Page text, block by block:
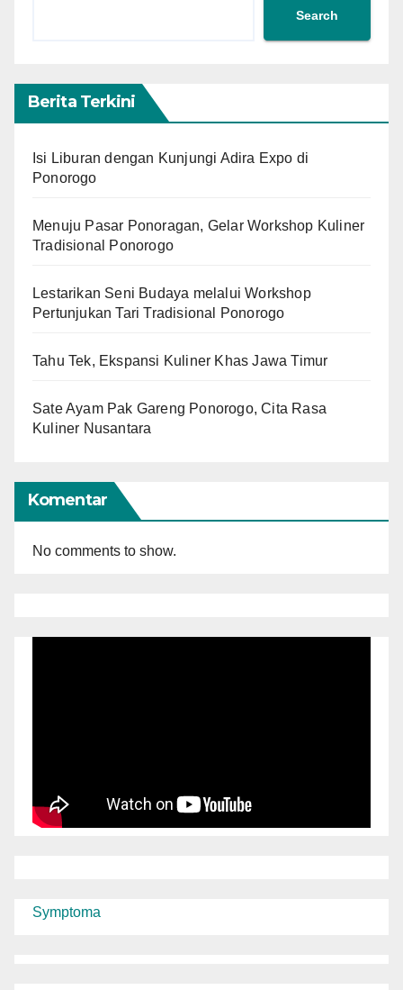
Search
Berita Terkini
Isi Liburan dengan Kunjungi Adira Expo di
Ponorogo
Menuju Pasar Ponoragan, Gelar Workshop Kuliner
Tradisional Ponorogo
Lestarikan Seni Budaya melalui Workshop
Pertunjukan Tari Tradisional Ponorogo
Tahu Tek, Ekspansi Kuliner Khas Jawa Timur
Sate Ayam Pak Gareng Ponorogo, Cita Rasa
Kuliner Nusantara
Komentar
No comments to show.
Symptoma